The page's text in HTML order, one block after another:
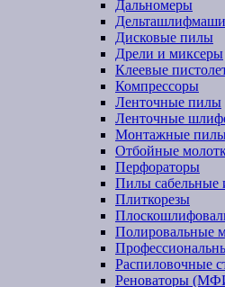
Дальномеры
Дисковые пилы
Дрели и миксеры
Клеевые
Компрессоры
Ленточные пилы
Ленточные
Монтажные
Отбойные
Перфораторы
Пилы сабельные
Плиткорезы
Полировальные
Распиловочные
Реноваторы